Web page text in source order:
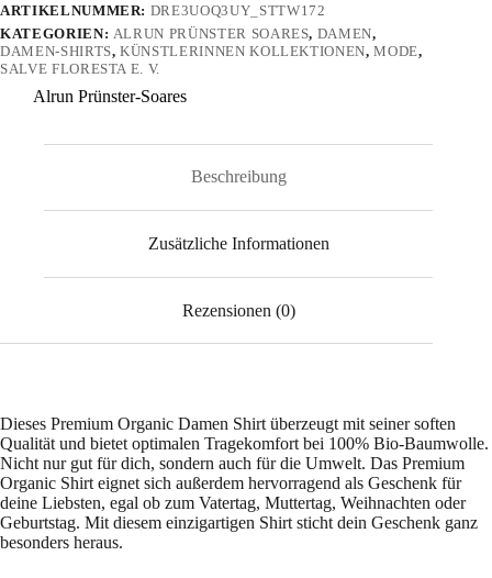
Premium
Organic
Shirt
Menge
ARTIKELNUMMER: DRE3UOQ3UY_STTW172
KATEGORIEN: ALRUN PRÜNSTER SOARES, DAMEN,
DAMEN-SHIRTS,KÜNSTLERINNEN KOLLEKTIONEN,MODE,
SALVE FLORESTA E. V.
Beschreibung
Zusätzliche Informationen
Rezensionen (0)
Dieses Premium Organic Damen Shirt überzeugt mit seiner soften
Qualität und bietet optimalen Tragekomfort bei 100% Bio-Baumwolle.
Nicht nur gut für dich, sondern auch für die Umwelt. Das Premium
Organic Shirt eignet sich außerdem hervorragend als Geschenk für
deine Liebsten, egal ob zum Vatertag, Muttertag, Weihnachten oder
Geburtstag. Mit diesem einzigartigen Shirt sticht dein Geschenk ganz
besonders heraus.
Alrun Prünster-Soares